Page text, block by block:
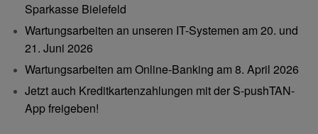
Sparkasse Bielefeld
Wartungsarbeiten an unseren IT-Systemen am 20. und
21. Juni 2026
Wartungsarbeiten am Online-Banking am 8. April 2026
Jetzt auch Kreditkartenzahlungen mit der S-pushTAN-
App freigeben!